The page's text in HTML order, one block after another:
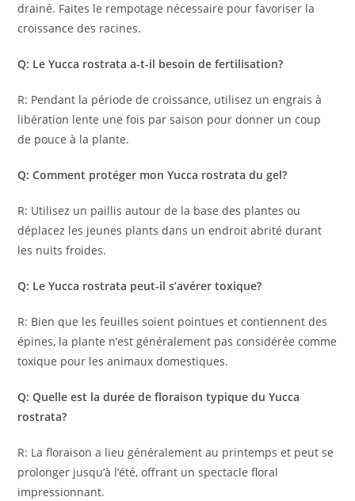
drainé. Faites le rempotage nécessaire pour favoriser la
croissance des racines.
Q: Le Yucca rostrata a-t-il besoin de fertilisation?
R: Pendant la période de croissance, utilisez un engrais à
libération lente une fois par saison pour donner un coup
de pouce à la plante.
Q: Comment protéger mon Yucca rostrata du gel?
R: Utilisez un paillis autour de la base des plantes ou
déplacez les jeunes plants dans un endroit abrité durant
les nuits froides.
Q: Le Yucca rostrata peut-il s’avérer toxique?
R: Bien que les feuilles soient pointues et contiennent des
épines, la plante n’est généralement pas considérée comme
toxique pour les animaux domestiques.
Q: Quelle est la durée de floraison typique du Yucca
rostrata?
R: La floraison a lieu généralement au printemps et peut se
prolonger jusqu’à l’été, offrant un spectacle floral
impressionnant.